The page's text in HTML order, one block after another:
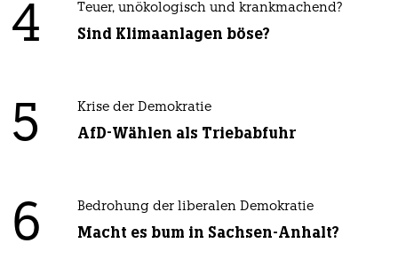
4 Teuer, unökologisch und krankmachend?
Sind Klimaanlagen böse?
5 Krise der Demokratie
AfD-Wählen als Triebabfuhr
6 Bedrohung der liberalen Demokratie
Macht es bum in Sachsen-Anhalt?